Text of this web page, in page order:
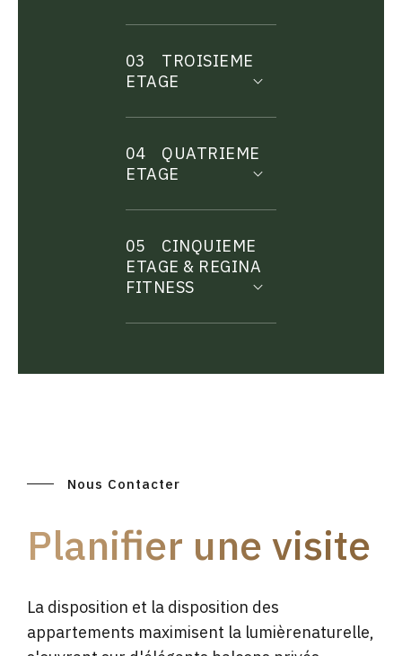
03
TROISIEME
ETAGE
04
QUATRIEME
ETAGE
05
CINQUIEME
ETAGE & REGINA
FITNESS
Nous Contacter
Planifier une visite
La disposition et la disposition des
appartements maximisent la lumièrenaturelle,